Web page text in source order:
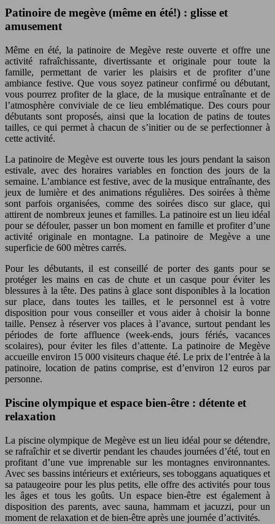
Patinoire de megève (même en été!) : glisse et
amusement
Même en été, la patinoire de Megève reste ouverte et offre une
activité rafraîchissante, divertissante et originale pour toute la
famille, permettant de varier les plaisirs et de profiter d’une
ambiance festive. Que vous soyez patineur confirmé ou débutant,
vous pourrez profiter de la glace, de la musique entraînante et de
l’atmosphère conviviale de ce lieu emblématique. Des cours pour
débutants sont proposés, ainsi que la location de patins de toutes
tailles, ce qui permet à chacun de s’initier ou de se perfectionner à
cette activité.
La patinoire de Megève est ouverte tous les jours pendant la saison
estivale, avec des horaires variables en fonction des jours de la
semaine. L’ambiance est festive, avec de la musique entraînante, des
jeux de lumière et des animations régulières. Des soirées à thème
sont parfois organisées, comme des soirées disco sur glace, qui
attirent de nombreux jeunes et familles. La patinoire est un lieu idéal
pour se défouler, passer un bon moment en famille et profiter d’une
activité originale en montagne. La patinoire de Megève a une
superficie de 600 mètres carrés.
Pour les débutants, il est conseillé de porter des gants pour se
protéger les mains en cas de chute et un casque pour éviter les
blessures à la tête. Des patins à glace sont disponibles à la location
sur place, dans toutes les tailles, et le personnel est à votre
disposition pour vous conseiller et vous aider à choisir la bonne
taille. Pensez à réserver vos places à l’avance, surtout pendant les
périodes de forte affluence (week-ends, jours fériés, vacances
scolaires), pour éviter les files d’attente. La patinoire de Megève
accueille environ 15 000 visiteurs chaque été. Le prix de l’entrée à la
patinoire, location de patins comprise, est d’environ 12 euros par
personne.
Piscine olympique et espace bien-être : détente et
relaxation
La piscine olympique de Megève est un lieu idéal pour se détendre,
se rafraîchir et se divertir pendant les chaudes journées d’été, tout en
profitant d’une vue imprenable sur les montagnes environnantes.
Avec ses bassins intérieurs et extérieurs, ses toboggans aquatiques et
sa pataugeoire pour les plus petits, elle offre des activités pour tous
les âges et tous les goûts. Un espace bien-être est également à
disposition des parents, avec sauna, hammam et jacuzzi, pour un
moment de relaxation et de bien-être après une journée d’activités.